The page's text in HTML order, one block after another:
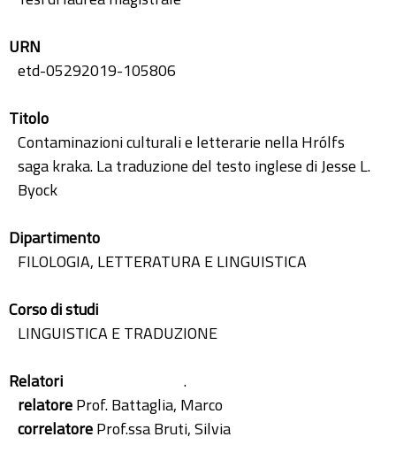
URN
etd-05292019-105806
Titolo
Contaminazioni culturali e letterarie nella Hrólfs
saga kraka. La traduzione del testo inglese di Jesse L.
Byock
Dipartimento
FILOLOGIA, LETTERATURA E LINGUISTICA
Corso di studi
LINGUISTICA E TRADUZIONE
Relatori
.
relatoreProf. Battaglia, Marco
correlatoreProf.ssa Bruti, Silvia